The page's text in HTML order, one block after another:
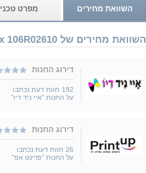
השוואת מחירים מפרט טכני
השוואת מחירים של Xerox 106R02610 נמכר ב 4 חנויות
דירוג החנות
192 חוות דעת נכתבו
על החנות "איי ניד דיו"
דירוג החנות
26 חוות דעת נכתבו
על החנות "פרינט אפ"